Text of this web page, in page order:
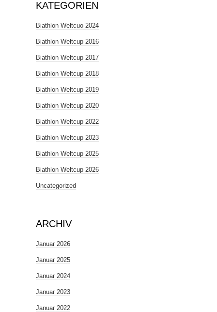
KATEGORIEN
Biathlon Weltcuo 2024
Biathlon Weltcup 2016
Biathlon Weltcup 2017
Biathlon Weltcup 2018
Biathlon Weltcup 2019
Biathlon Weltcup 2020
Biathlon Weltcup 2022
Biathlon Weltcup 2023
Biathlon Weltcup 2025
Biathlon Weltcup 2026
Uncategorized
ARCHIV
Januar 2026
Januar 2025
Januar 2024
Januar 2023
Januar 2022